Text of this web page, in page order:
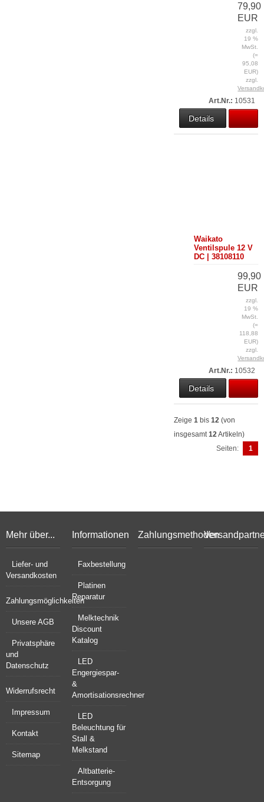
79,90
EUR
zzgl.
19 %
MwSt.
(=
95,08
EUR)
zzgl.
Art.Nr.: 10531
Details
Waikato
Ventilspule 12 V
DC | 38108110
99,90
EUR
zzgl.
19 %
MwSt.
(=
118,88
EUR)
zzgl.
Art.Nr.: 10532
Details
Zeige 1 bis 12 (von
insgesamt12Artikeln)
Seiten:
1
Mehr über...
Liefer- und
Versandkosten
Zahlungsmöglichkeiten
Unsere AGB
Privatsphäre
und
Datenschutz
Widerrufsrecht
Impressum
Kontakt
Sitemap
Informationen
Faxbestellung
Platinen
Reparatur
Melktechnik
Discount
Katalog
LED
Engergiespar-
&
Amortisationsrechner
LED
Beleuchtung für
Stall &
Melkstand
Altbatterie-
Entsorgung
Zahlungsmethoden